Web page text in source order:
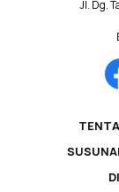
Jl. Dg.